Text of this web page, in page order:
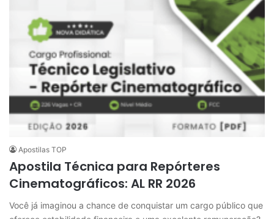
Apostilas TOP
Apostila Técnica para Repórteres
Cinematográficos: AL RR 2026
Você já imaginou a chance de conquistar um cargo público que